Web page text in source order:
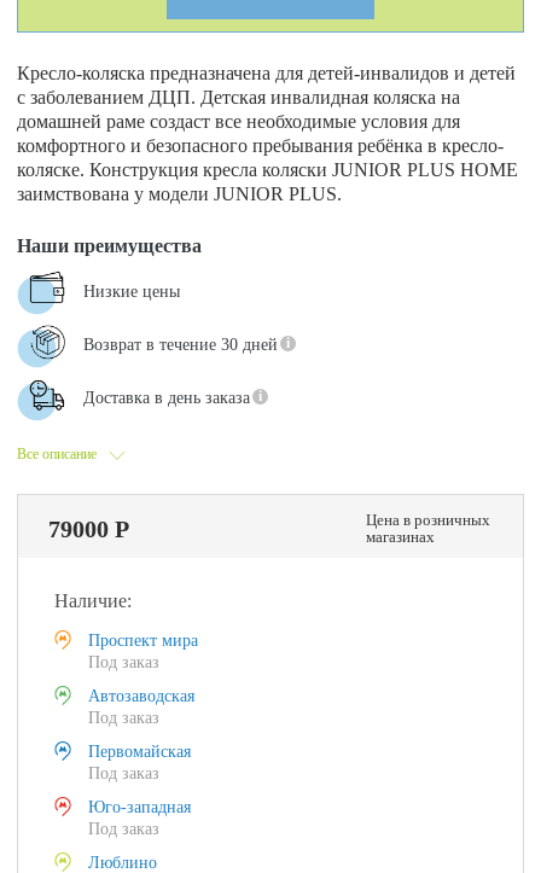
Кресло-коляска предназначена для детей-инвалидов и детей
с заболеванием ДЦП. Детская инвалидная коляска на
домашней раме создаст все необходимые условия для
комфортного и безопасного пребывания ребёнка в кресло-
коляске. Конструкция кресла коляски JUNIOR PLUS HOME
заимствована у модели JUNIOR PLUS.
Все описание
Наши преимущества
Низкие цены
Возврат в течение 30 дней
Доставка в день заказа
79000 Р
Цена в розничных
магазинах
Наличие:
Проспект мира
Под заказ
Автозаводская
Под заказ
Первомайская
Под заказ
Юго-западная
Под заказ
Люблино